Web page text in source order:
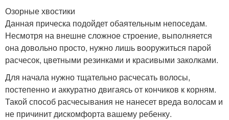
Озорные хвостики
Данная прическа подойдет обаятельным непоседам.
Несмотря на внешне сложное строение, выполняется
она довольно просто, нужно лишь вооружиться парой
расчесок, цветными резинками и красивыми заколками.
Для начала нужно тщательно расчесать волосы,
постепенно и аккуратно двигаясь от кончиков к корням.
Такой способ расчесывания не нанесет вреда волосам и
не причинит дискомфорта вашему ребенку.